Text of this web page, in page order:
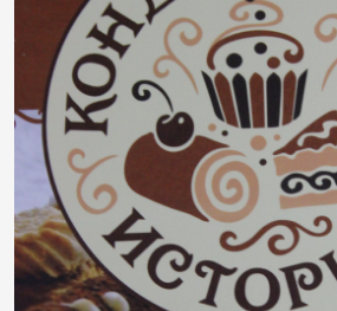
Контакты
Версия для слабовидящих
8 (3012) 411-099
Телефон доверия